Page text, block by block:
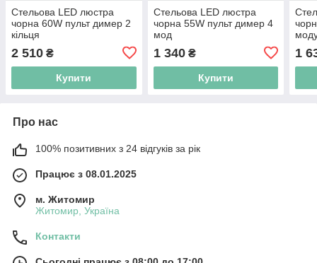
Стельова LED люстра
чорна 60W пульт димер 2
кільця
2 510 ₴
Купити
Стельова LED люстра
чорна 55W пульт димер 4
мод
1 340₴
Купити
1
Про нас
100% позитивних з 24 відгуків за рік
Працює з 08.01.2025
м. Житомир
Житомир, Україна
Контакти